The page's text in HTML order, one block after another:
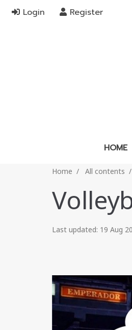
Login Register
HOME
Home All contents
Last updated: 19 Aug